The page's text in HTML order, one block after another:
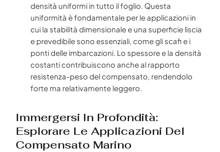
densità uniformi in tutto il foglio. Questa
uniformità è fondamentale per le applicazioni in
cui la stabilità dimensionale e una superficie liscia
e prevedibile sono essenziali, come gli scafi e i
ponti delle imbarcazioni. Lo spessore e la densità
costanti contribuiscono anche al rapporto
resistenza-peso del compensato, rendendolo
forte ma relativamente leggero.
Immergersi In Profondità:
Esplorare Le Applicazioni Del
Compensato Marino